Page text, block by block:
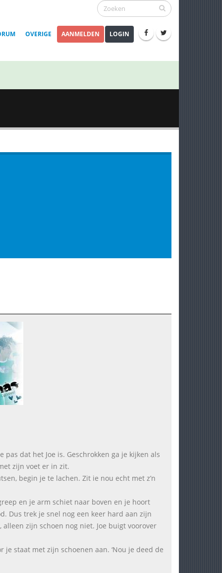
OVERIGE AANMELDEN LOGIN
dat het Joe is. Geschrokken ga je kijken als
zijn voet er in zit.
begin je te lachen. Zit ie nou echt met z’n
en je arm schiet naar boven en je hoort
Dus trek je snel nog een keer hard aan zijn
zijn schoen nog niet. Joe buigt voorover
staat met zijn schoenen aan. ‘Nou je deed de